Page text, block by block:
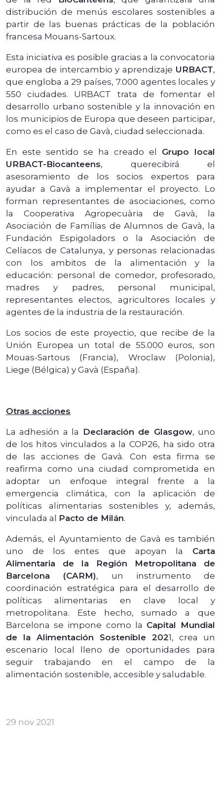
distribución de menús escolares sostenibles a
partir de las buenas prácticas de la población
francesa Mouans-Sartoux.
Esta iniciativa es posible gracias a la convocatoria
europea de intercambio y aprendizaje URBACT,
que engloba a 29 países, 7.000 agentes locales y
550 ciudades. URBACT trata de fomentar el
desarrollo urbano sostenible y la innovación en
los municipios de Europa que deseen participar,
como es el caso de Gavà, ciudad seleccionada.
En este sentido se ha creado el Grupo local
URBACT-Biocanteens, querecibirá el
asesoramiento de los socios expertos para
ayudar a Gavà a implementar el proyecto. Lo
forman representantes de asociaciones, como
la Cooperativa Agropecuària de Gavà, la
Asociación de Famílias de Alumnos de Gavà, la
Fundación Espigoladors o la Asociación de
Celíacos de Catalunya, y personas relacionadas
con los ambitos de la alimentación y la
educación: personal de comedor, profesorado,
madres y padres, personal municipal,
representantes electos, agricultores locales y
agentes de la industria de la restauración.
Los socios de este proyectio, que recibe de la
Unión Europea un total de 55.000 euros, son
Mouas-Sartous (Francia), Wroclaw (Polonia),
Liege (Bélgica) y Gavà (España).
Otras acciones
La adhesión a la Declaración de Glasgow, uno
de los hitos vinculados a la COP26, ha sido otra
de las acciones de Gavà. Con esta firma se
reafirma como una ciudad comprometida en
adoptar un enfoque integral frente a la
emergencia climática, con la aplicación de
políticas alimentarias sostenibles y, además,
vinculada al Pacto de Milán.
Además, el Ayuntamiento de Gavà es también
uno de los entes que apoyan la Carta
Alimentaria de la Región Metropolitana de
Barcelona (CARM), un instrumento de
coordinación estratégica para el desarrollo de
políticas alimentarias en clave local y
metropolitana. Este hecho, sumado a que
Barcelona se impone como la Capital Mundial
de la Alimentación Sostenible 2021, crea un
escenario local lleno de oportunidades para
seguir trabajando en el campo de la
alimentación sostenible, accesible y saludable.
29 nov 2021